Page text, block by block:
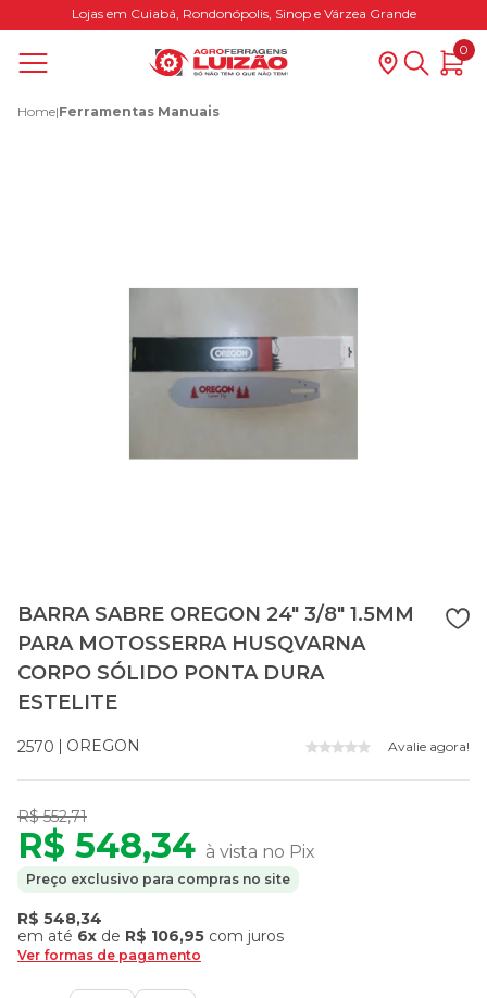
Lojas em Cuiabá, Rondonópolis, Sinop e Várzea Grande
0
Home|Ferramentas Manuais
BARRA SABRE OREGON 24" 3/8" 1.5MM
PARA MOTOSSERRA HUSQVARNA
CORPO SÓLIDO PONTA DURA
ESTELITE
2570 OREGON Avalie agora!
R$ 552,71
R$ 548,34 à vista no Pix
Preço exclusivo para compras no site
R$ 548,34
em até 6x de R$ 106,95 com juros
Ver formas de pagamento